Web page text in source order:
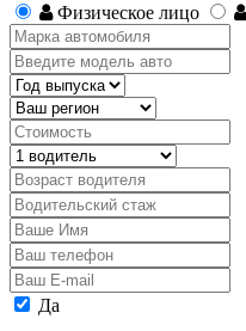
Физическое лицо
Марка
автомобиля
Введите
модель
авто
Год
выпуска
Регион
Стоимость,
руб.
Водитель
Возраст
водителя
Водительский
стаж
Ваше
Имя
Ваш
телефон
Ваш
E-
mail
Персональные
Да